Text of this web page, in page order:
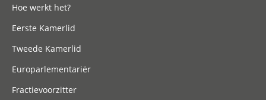
Hoe werkt het?
Eerste Kamerlid
Tweede Kamerlid
Europarlementariër
Fractievoorzitter